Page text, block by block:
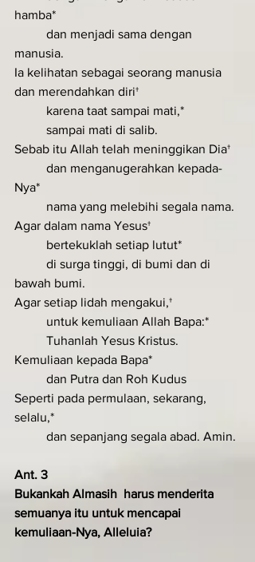
hamba*
manusia.
Ia kelihatan sebagai seorang manusia
dan merendahkan diri†
	karena taat sampai mati,*
	sampai mati di salib.
Sebab itu Allah telah meninggikan Dia†
Nya*
	nama yang melebihi segala nama.
Agar dalam nama Yesus†
	bertekuklah setiap lutut*
bawah bumi.
Agar setiap lidah mengakui,†
	untuk kemuliaan Allah Bapa:*
	Tuhanlah Yesus Kristus.
Kemuliaan kepada Bapa*
	dan Putra dan Roh Kudus
Seperti pada permulaan, sekarang,
selalu,*
	dan sepanjang segala abad. Amin.
Ant. 3
Bukankah Almasih  harus menderita
semua­­nya itu untuk mencapai
kemuliaan­-Nya, Alleluia?